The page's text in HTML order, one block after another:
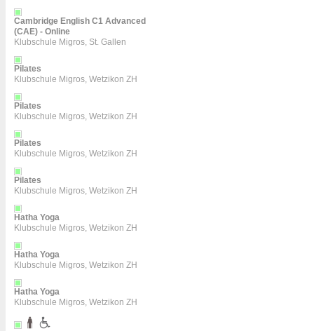
Cambridge English C1 Advanced
(CAE) - Online
Klubschule Migros, St. Gallen
Pilates
Klubschule Migros, Wetzikon ZH
Pilates
Klubschule Migros, Wetzikon ZH
Pilates
Klubschule Migros, Wetzikon ZH
Pilates
Klubschule Migros, Wetzikon ZH
Hatha Yoga
Klubschule Migros, Wetzikon ZH
Hatha Yoga
Klubschule Migros, Wetzikon ZH
Hatha Yoga
Klubschule Migros, Wetzikon ZH